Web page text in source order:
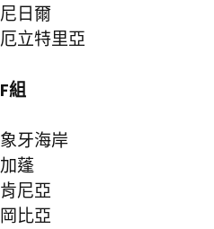
尼日爾
厄立特里亞
F組
象牙海岸
加蓬
肯尼亞
岡比亞